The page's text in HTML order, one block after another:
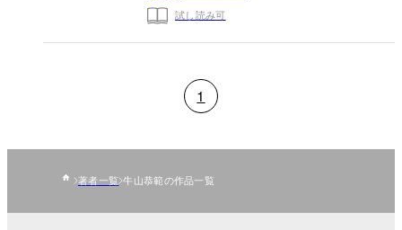
試し読み可
1
著者一覧 牛山恭範の作品一覧